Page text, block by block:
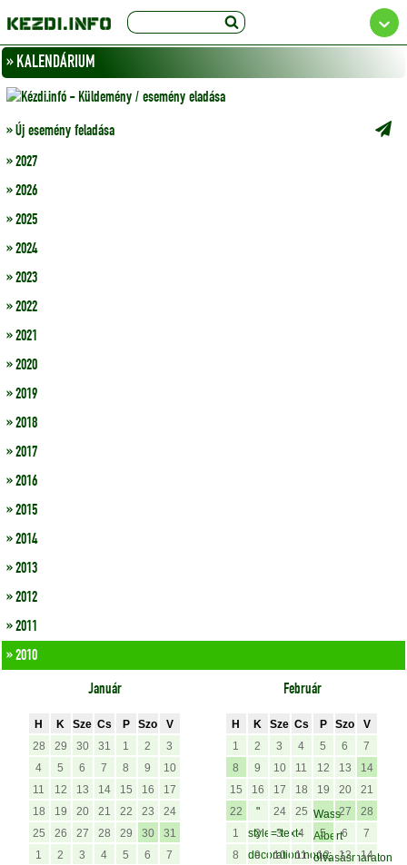
» KALENDÁRIUM
» Új esemény feladása
» 2027
» 2026
» 2025
» 2024
» 2023
» 2022
» 2021
» 2020
» 2019
» 2018
» 2017
» 2016
» 2015
» 2014
» 2013
» 2012
» 2011
» 2010
Január
H K Sze Cs P Szo
V
28
29 30 31 1 2
3
4
5 6 7 8 9
10
11
12 13 14 15 16
17
18
19 20 21 22 23
24
25
26 27 28 29 30
31
1
2 3 4 5 6 7
Február
H K Sze Cs P Szo
V
1
2 3 4 5 6
7
8
9 10 11 12 13
14
15
16 17 18 19 20
21
22
"
style="text-
decoration:none;
24 25 Wass
Albert
olvasásmaraton
27
28
1
2 3 4 5 6
7
8
9 10 11 12 13 14